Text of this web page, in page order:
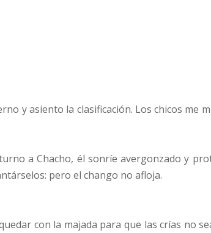
y asiento la clasificación. Los chicos me
a Chacho, él sonríe avergonzado y
pero el chango no afloja.
con la majada para que las crías no